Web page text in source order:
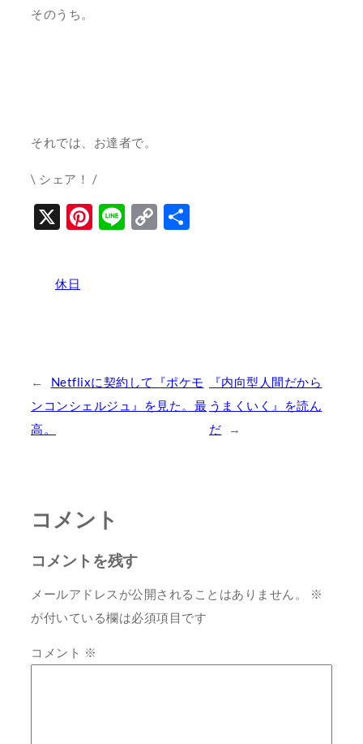
そのうち。
それでは、お達者で。
\ シェア！ /
X Pinterest
LineCopy
休日
←
Netflixに契約して『ポケモ
ンコンシェルジュ』を見た。最
高。
『内向型人間だから
うまくいく』を読ん
だ
→
コメント
コメントを残す
メールアドレスが公開されることはありません。
※
が付いている欄は必須項目です
コメント ※